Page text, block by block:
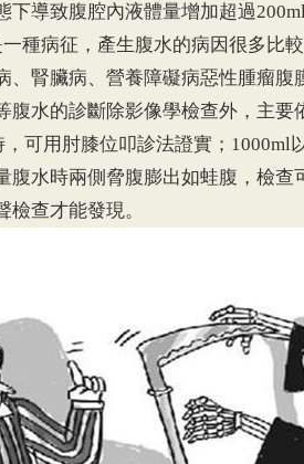
下導致腹腔內液體量增加超過
種病征，產生腹水的病因很多比
、腎臟病、營養障礙病惡性腫瘤腹
腹水的診斷除影像學檢查外，主要
可用肘膝位叩診法證實；1000ml
腹水時兩側脅腹膨出如蛙腹，檢查
查才能發現。